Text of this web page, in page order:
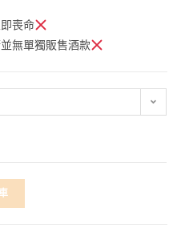
喪命
無單獨販售酒款